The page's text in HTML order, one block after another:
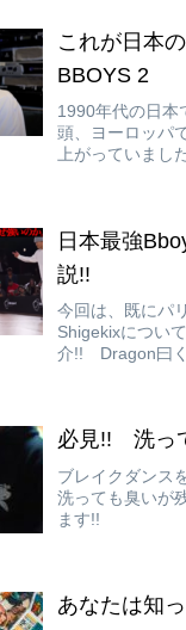
これが日本
BBOYS 2
1990年代の日
頭、ヨーロッパ
上がっていまし
日本最強
説!!
今回は、既にパ
Shigekixについ
介!! Dragon曰く
必見!! 洗っ
ブレイクダンス
洗っても臭いが
ます!!
あなたは知